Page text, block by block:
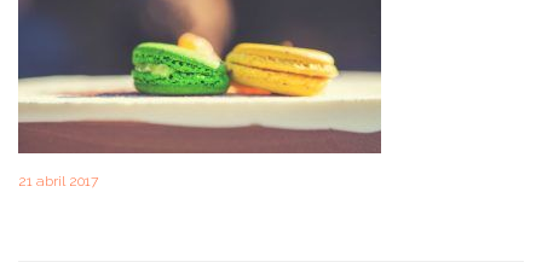
21 abril 2017